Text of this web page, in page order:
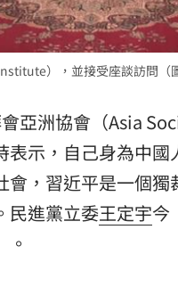
場！ 10:30
熱潮 10:00
），並接受座談訪問（
亞洲協會（Asia
示，自己身為中
，習近平是一個獨
民進黨立委王定宇今